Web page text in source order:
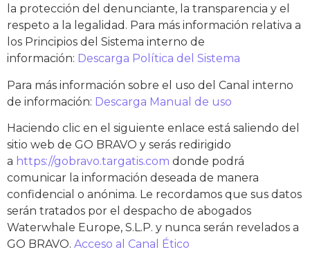
la protección del denunciante, la transparencia y el
respeto a la legalidad. Para más información relativa a
los Principios del Sistema interno de
información: Descarga Política del Sistema
Para más información sobre el uso del Canal interno
de información: Descarga Manual de uso
Haciendo clic en el siguiente enlace está saliendo del
sitio web de GO BRAVO y serás redirigido
a https://gobravo.targatis.com donde podrá
comunicar la información deseada de manera
confidencial o anónima. Le recordamos que sus datos
serán tratados por el despacho de abogados
Waterwhale Europe, S.L.P. y nunca serán revelados a
GO BRAVO. Acceso al Canal Ético